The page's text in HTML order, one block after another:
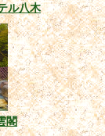
ル八木
閣